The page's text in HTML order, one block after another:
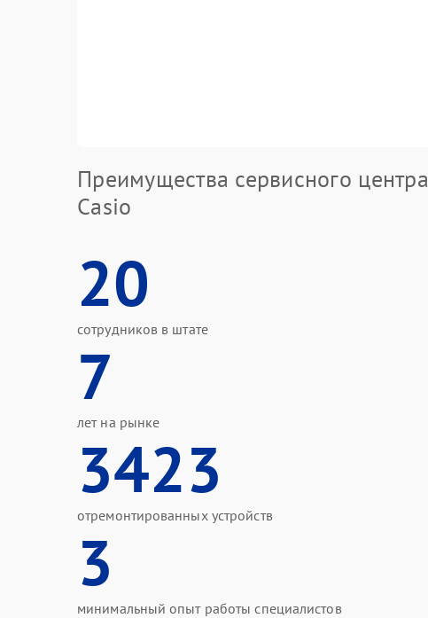
Преимущества сервисного центра
Casio
20
сотрудников в штате
7
лет на рынке
3423
отремонтированных устройств
3
минимальный опыт работы специалистов